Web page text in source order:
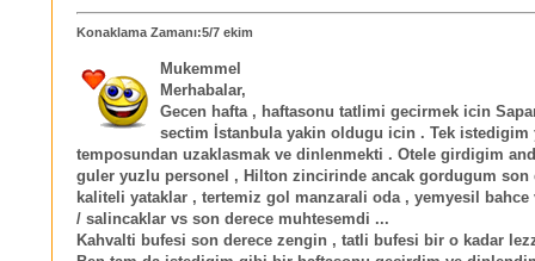
Konaklama Zamanı:5/7 ekim
Mukemmel
Merhabalar,
Gecen hafta , haftasonu tatlimi gecirmek icin
sectim İstanbula yakin oldugu icin . Tek istedigim
temposundan uzaklasmak ve dinlenmekti . Otele girdigim
guler yuzlu personel , Hilton zincirinde ancak gordugum son
kaliteli yataklar , tertemiz gol manzarali oda , yemyesil bahce
/ salincaklar vs son derece muhtesemdi ...
Kahvalti bufesi son derece zengin , tatli bufesi bir o kadar